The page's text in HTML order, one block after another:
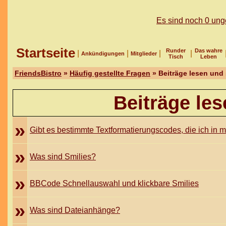
Es sind noch 0
Startseite Ankündigungen Mitglieder
Runder
Tisch
Das wahre
Leben
FriendsBistro » Häufig gestellte Fragen » Beiträge lesen und
Beiträge
» Gibt es bestimmte Textformatierungscodes, die ich in
» Was sind Smilies?
» BBCode Schnellauswahl und klickbare Smilies
» Was sind Dateianhänge?